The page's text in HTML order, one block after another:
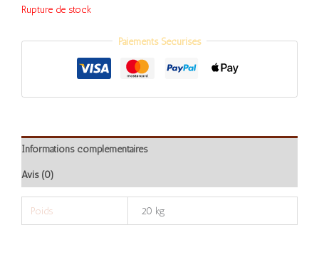
Rupture de stock
Paiements Sécurisés
Informations complémentaires
Avis (0)
Poids 20 kg